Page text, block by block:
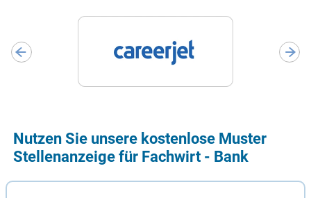
Nutzen Sie unsere kostenlose Muster
Stellenanzeige für Fachwirt - Bank